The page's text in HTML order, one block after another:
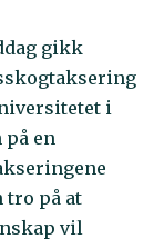
gikk
i
en
tro på at
vil